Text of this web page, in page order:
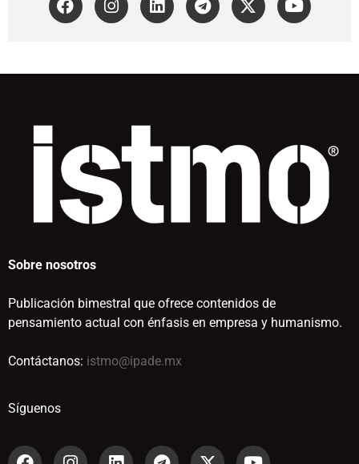
Sobre nosotros
Publicación bimestral que ofrece contenidos de
pensamiento actual con énfasis en empresa y humanismo.
Contáctanos: istmo@ipade.mx
Síguenos